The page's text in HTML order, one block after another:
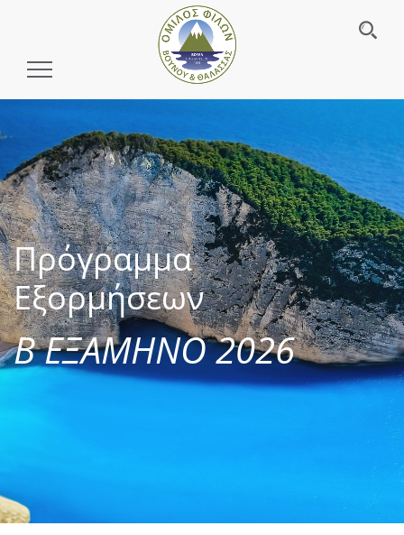
Toggle
Πρόγραμμα
Εξορμήσεων
Β ΕΞΑΜΗΝΟ 2026